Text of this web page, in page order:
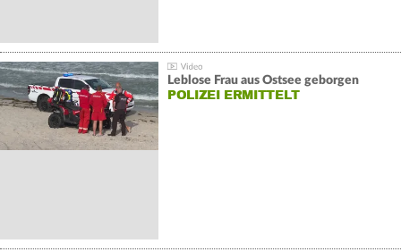
Leblose Frau aus Ostsee geborgen
POLIZEI ERMITTELT